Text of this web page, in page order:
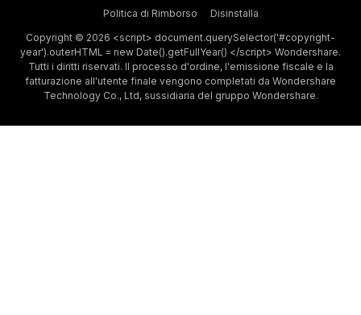
Politica di Rimborso
Disinstalla
Copyright © 2026 <script> document.querySelector('#copyright-
year').outerHTML = new Date().getFullYear() </script> Wondershare.
Tutti i diritti riservati. Il processo d'ordine, l'emissione fiscale e la
fatturazione all'utente finale vengono completati da Wondershare
Technology Co., Ltd, sussidiaria del gruppo Wondershare.